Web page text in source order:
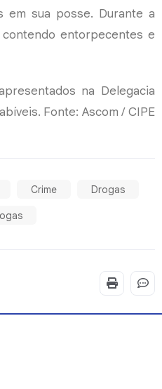
em sua posse. Durante a
contendo entorpecentes e
na Delegacia
Fonte: Ascom / CIPE
Crime Drogas